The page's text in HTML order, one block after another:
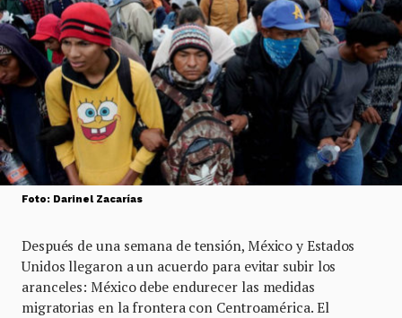
Foto: Darinel Zacarías
Después de una semana de tensión, México y Estados
Unidos llegaron a un acuerdo para evitar subir los
aranceles: México debe endurecer las medidas
migratorias en la frontera con Centroamérica. El